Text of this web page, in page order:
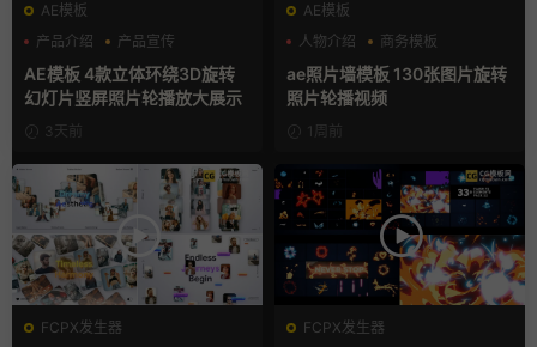
AE模板
产品介绍
产品宣传
产品展示
AE模板 4款立体环绕3D旋转
幻灯片竖屏照片轮播放大展示
3天前
AE模板
人物介绍
商务模板
幻灯片
ae照片墙模板 130张图片旋转
照片轮播视频
1周前
FCPX发生器
FCPX发生器